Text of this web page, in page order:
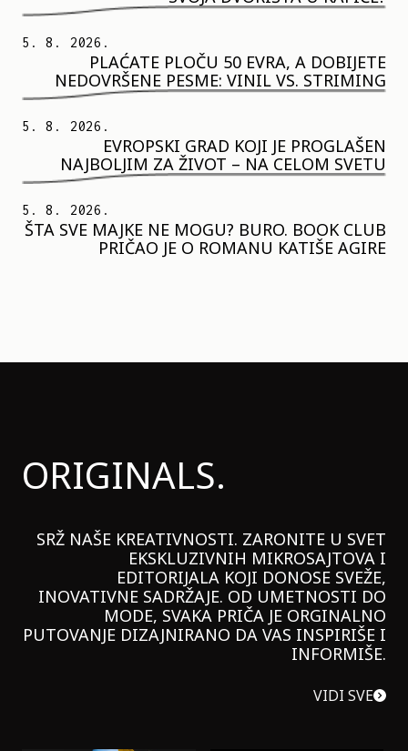
5. 8. 2026.
PLAĆATE PLOČU 50 EVRA, A DOBIJETE
NEDOVRŠENE PESME: VINIL VS. STRIMING
5. 8. 2026.
EVROPSKI GRAD KOJI JE PROGLAŠEN
NAJBOLJIM ZA ŽIVOT – NA CELOM SVETU
5. 8. 2026.
ŠTA SVE MAJKE NE MOGU? BURO. BOOK CLUB
PRIČAO JE O ROMANU KATIŠE AGIRE
ORIGINALS.
SRŽ NAŠE KREATIVNOSTI. ZARONITE U SVET
EKSKLUZIVNIH MIKROSAJTOVA I
EDITORIJALA KOJI DONOSE SVEŽE,
INOVATIVNE SADRŽAJE. OD UMETNOSTI DO
MODE, SVAKA PRIČA JE ORGINALNO
PUTOVANJE DIZAJNIRANO DA VAS INSPIRIŠE I
INFORMIŠE.
VIDI SVE